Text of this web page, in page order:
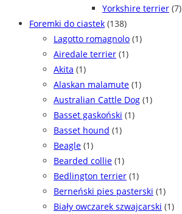
Yorkshire terrier (7)
Foremki do ciastek (138)
Lagotto romagnolo (1)
Airedale terrier (1)
Akita (1)
Alaskan malamute (1)
Australian Cattle Dog (1)
Basset gaskoński (1)
Basset hound (1)
Beagle (1)
Bearded collie (1)
Bedlington terrier (1)
Berneński pies pasterski (1)
Biały owczarek szwajcarski (1)